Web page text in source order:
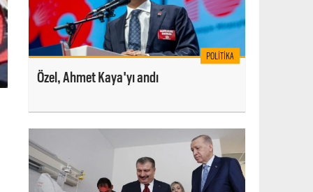
POLITIKA
Özel, Ahmet Kaya'yı andı